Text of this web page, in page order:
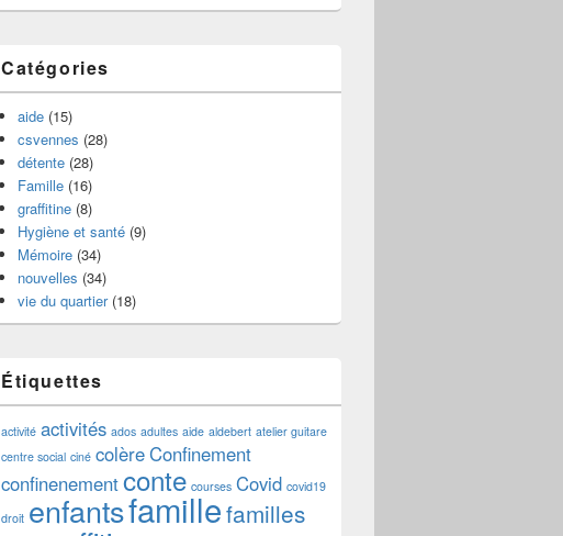
Catégories
aide (15)
csvennes (28)
détente (28)
Famille (16)
graffitine (8)
Hygiène et santé (9)
Mémoire (34)
nouvelles (34)
vie du quartier(18)
Étiquettes
activité activités ados adultes aide aldebert atelier guitare
centre social ciné colèreConfinement
confinenementconte courses Covid covid19
droit enfantsfamillefamilles